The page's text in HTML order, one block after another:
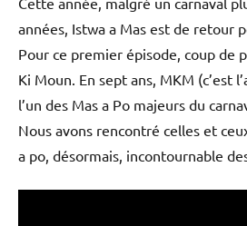
années, Istwa a Mas est de retour
Pour ce premier épisode, coup de
Ki Moun. En sept ans, MKM (c’est
l’un des Mas a Po majeurs du
Nous avons rencontré celles et
a po, désormais, incontournable